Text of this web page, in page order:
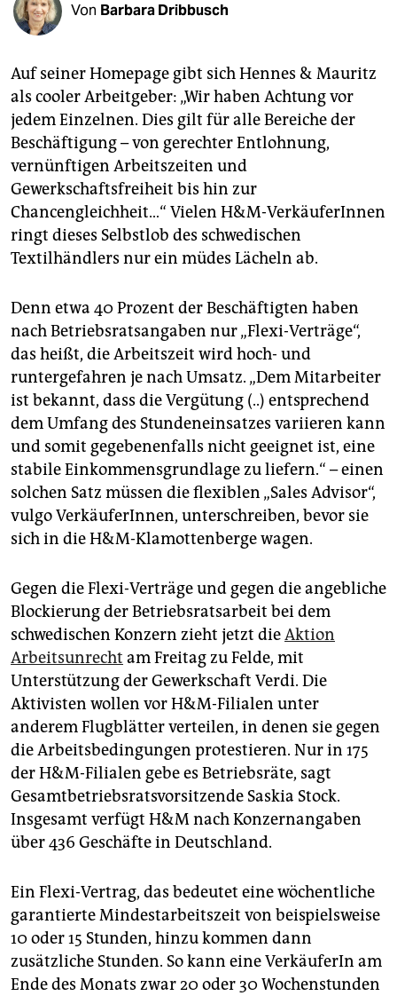
shop
unterstützen
abo
genossenschaft
epaper login
Von Barbara Dribbusch
Auf seiner Homepage gibt sich Hennes & Mauritz
als cooler Arbeitgeber: „Wir haben Achtung vor
jedem Einzelnen. Dies gilt für alle Bereiche der
Beschäftigung – von gerechter Entlohnung,
vernünftigen Arbeitszeiten und
Gewerkschaftsfreiheit bis hin zur
Chancengleichheit…“ Vielen H&M-VerkäuferInnen
ringt dieses Selbstlob des schwedischen
Textilhändlers nur ein müdes Lächeln ab.
Denn etwa 40 Prozent der Beschäftigten haben
nach Betriebsratsangaben nur „Flexi-Verträge“,
das heißt, die Arbeitszeit wird hoch- und
runtergefahren je nach Umsatz. „Dem Mitarbeiter
ist bekannt, dass die Vergütung (..) entsprechend
dem Umfang des Stundeneinsatzes variieren kann
und somit gegebenenfalls nicht geeignet ist, eine
stabile Einkommensgrundlage zu liefern.“ – einen
solchen Satz müssen die flexiblen „Sales Advisor“,
vulgo VerkäuferInnen, unterschreiben, bevor sie
sich in die H&M-Klamottenberge wagen.
Gegen die Flexi-Verträge und gegen die angebliche
Blockierung der Betriebsratsarbeit bei dem
schwedischen Konzern zieht jetzt dieAktion
Arbeitsunrecht am Freitag zu Felde, mit
Unterstützung der Gewerkschaft Verdi. Die
Aktivisten wollen vor H&M-Filialen unter
anderem Flugblätter verteilen, in denen sie gegen
die Arbeitsbedingungen protestieren. Nur in 175
der H&M-Filialen gebe es Betriebsräte, sagt
Gesamtbetriebsratsvorsitzende Saskia Stock.
Insgesamt verfügt H&M nach Konzernangaben
über 436 Geschäfte in Deutschland.
Ein Flexi-Vertrag, das bedeutet eine wöchentliche
garantierte Mindestarbeitszeit von beispielsweise
10 oder 15 Stunden, hinzu kommen dann
zusätzliche Stunden. So kann eine VerkäuferIn am
Ende des Monats zwar 20 oder 30 Wochenstunden